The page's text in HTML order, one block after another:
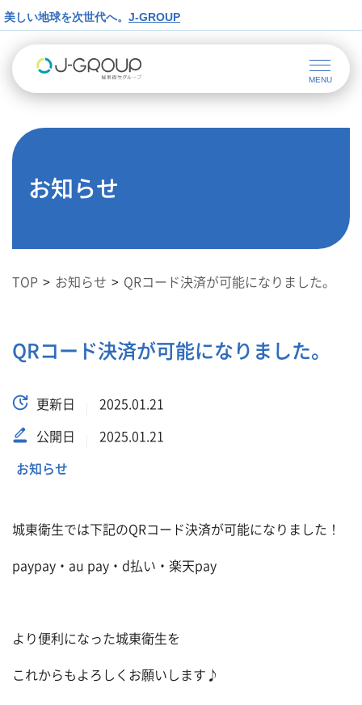
美しい地球を次世代へ。 J-GROUP
お知らせ
TOP お知らせ QRコード決済が可能になりました。
QRコード決済が可能になりました。
更新日 2025.01.21
公開日 2025.01.21
お知らせ
城東衛生では下記のQRコード決済が可能になりました！
paypay・au pay・d払い・楽天pay
より便利になった城東衛生を
これからもよろしくお願いします♪